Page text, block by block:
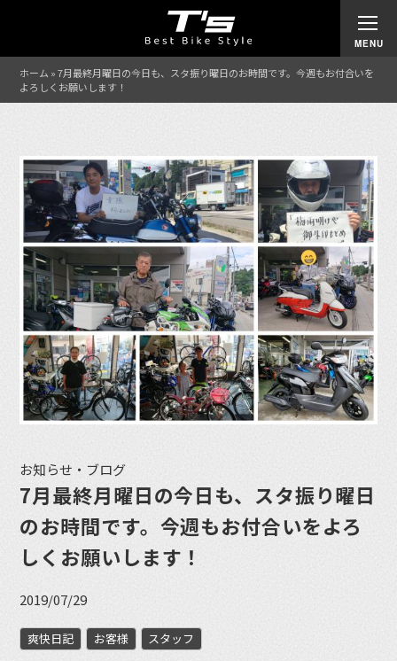
ホーム »7月最終月曜日の今日も、スタ振り曜日のお時間です。今週もお付合いを
よろしくお願いします！
お知らせ・ブログ
7月最終月曜日の今日も、スタ振り曜日
のお時間です。今週もお付合いをよろ
しくお願いします！
2019/07/29
爽快日記 お客様 スタッフ